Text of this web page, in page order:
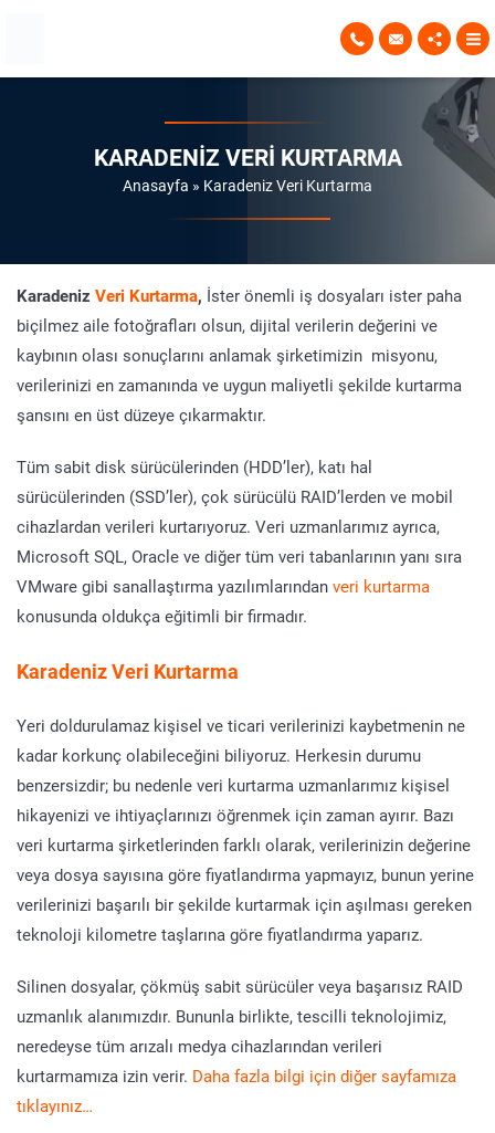
KARADENIZ VERI KURTARMA
Anasayfa » Karadeniz Veri Kurtarma
Karadeniz Veri Kurtarma, İster önemli iş dosyaları ister paha
biçilmez aile fotoğrafları olsun, dijital verilerin değerini ve
kaybının olası sonuçlarını anlamak şirketimizin misyonu,
verilerinizi en zamanında ve uygun maliyetli şekilde kurtarma
şansını en üst düzeye çıkarmaktır.
Tüm sabit disk sürücülerinden (HDD’ler), katı hal
sürücülerinden (SSD’ler), çok sürücülü RAID’lerden ve mobil
cihazlardan verileri kurtarıyoruz. Veri uzmanlarımız ayrıca,
Microsoft SQL, Oracle ve diğer tüm veri tabanlarının yanı sıra
VMware gibi sanallaştırma yazılımlarından veri kurtarma
konusunda oldukça eğitimli bir firmadır.
Karadeniz Veri Kurtarma
Yeri doldurulamaz kişisel ve ticari verilerinizi kaybetmenin ne
kadar korkunç olabileceğini biliyoruz. Herkesin durumu
benzersizdir; bu nedenle veri kurtarma uzmanlarımız kişisel
hikayenizi ve ihtiyaçlarınızı öğrenmek için zaman ayırır. Bazı
veri kurtarma şirketlerinden farklı olarak, verilerinizin değerine
veya dosya sayısına göre fiyatlandırma yapmayız, bunun yerine
verilerinizi başarılı bir şekilde kurtarmak için aşılması gereken
teknoloji kilometre taşlarına göre fiyatlandırma yaparız.
Silinen dosyalar, çökmüş sabit sürücüler veya başarısız RAID
uzmanlık alanımızdır. Bununla birlikte, tescilli teknolojimiz,
neredeyse tüm arızalı medya cihazlarından verileri
kurtarmamıza izin verir. Daha fazla bilgi için diğer sayfamıza
tıklayınız…